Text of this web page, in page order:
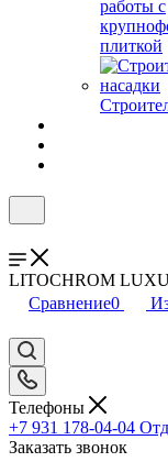
работы с
плиткой
LITOCHROM
Сравнение0
Телефоны
+7 931 178-04-04
Заказать звонок